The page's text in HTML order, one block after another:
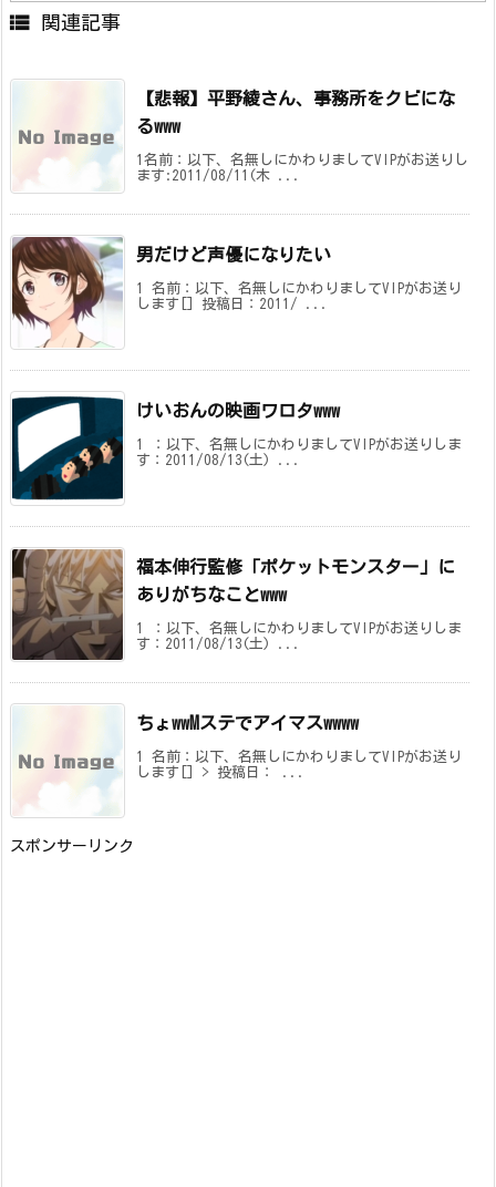
 関連記事
【悲報】平野綾さん、事務所をクビにな
るwww
1名前：以下、名無しにかわりましてVIPがお送りし
ます:2011/08/11(木 ...
男だけど声優になりたい
1 名前：以下、名無しにかわりましてVIPがお送り
します[] 投稿日：2011/ ...
けいおんの映画ワロタwww
1 ：以下、名無しにかわりましてVIPがお送りしま
す：2011/08/13(土) ...
福本伸行監修「ポケットモンスター」に
ありがちなことwww
1 ：以下、名無しにかわりましてVIPがお送りしま
す：2011/08/13(土) ...
ちょwwMステでアイマスwwww
1 名前：以下、名無しにかわりましてVIPがお送り
します[] > 投稿日： ...
スポンサーリンク